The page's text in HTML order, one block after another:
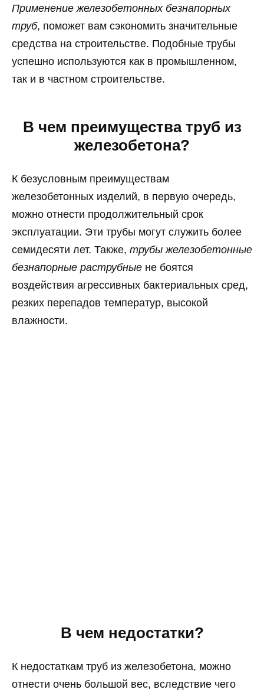
Применение железобетонных безнапорных
труб, поможет вам сэкономить значительные
средства на строительстве. Подобные трубы
успешно используются как в промышленном,
так и в частном строительстве.
В чем преимущества труб из
железобетона?
К безусловным преимуществам
железобетонных изделий, в первую очередь,
можно отнести продолжительный срок
эксплуатации. Эти трубы могут служить более
семидесяти лет. Также, трубы железобетонные
безнапорные раструбные не боятся
воздействия агрессивных бактериальных сред,
резких перепадов температур, высокой
влажности.
В чем недостатки?
К недостаткам труб из железобетона, можно
отнести очень большой вес, вследствие чего